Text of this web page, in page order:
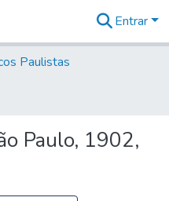
Entrar
Paulistas
Paulo, 1902,